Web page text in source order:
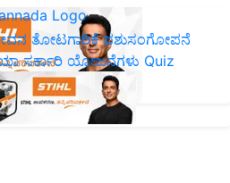
ತೋಟಗಾರಿಕೆಪಶುಸಂಗೋಪನೆ
ಸರ್ಕಾರಿ ಯೋಜನೆಗಳು Quiz